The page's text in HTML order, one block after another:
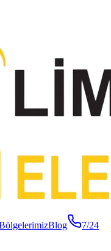
Blog
7/24